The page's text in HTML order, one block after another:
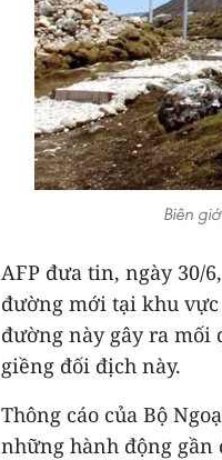
Biên
AFP đưa tin, ngày 30/
đường mới tại khu
đường này gây ra
giềng đối địch này.
Thông cáo của Bộ
những hành động gần